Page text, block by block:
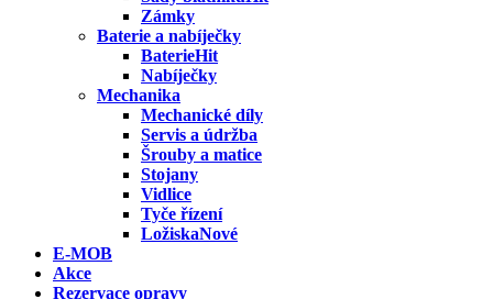
Zámky
Baterie a nabíječky
Baterie
Nabíječky
Mechanika
Mechanické díly
Servis a údržba
Šrouby a matice
Stojany
Vidlice
Tyče řízení
Ložiska
E-MOB
Akce
Rezervace opravy